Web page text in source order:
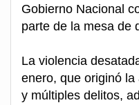
Gobierno Nacional
parte de la mesa de
La violencia
enero, que originó
y múltiples delitos,